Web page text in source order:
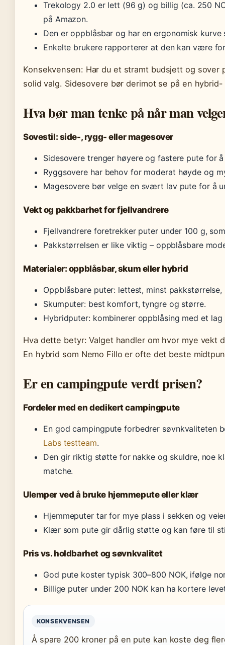
Trekology 2.0 er lett (96 g) og billig (ca. 250
på Amazon.
Den er oppblåsbar og har en ergonomisk
Enkelte brukere rapporterer at den kan være
Konsekvensen: Har du et stramt budsjett og sover
solid valg. Sidesovere bør derimot se på en
Hva bør man tenke på når man
Sovestil: side-, rygg- eller magesover
Sidesovere trenger høyere og fastere pute for
Ryggsovere har behov for moderat høyde og
Magesovere bør velge en svært lav pute for å
Vekt og pakkbarhet for fjellvandrere
Fjellvandrere foretrekker puter under 100 g,
Pakkstørrelsen er like viktig – oppblåsbare
Materialer: oppblåsbar, skum eller hybrid
Oppblåsbare puter: lettest, minst pakkstørrelse,
Skumputer: best komfort, tyngre og større.
Hybridputer: kombinerer oppblåsing med et
Hva dette betyr: Valget handler om hvor mye vekt
En hybrid som Nemo Fillo er ofte det beste
Er en campingpute verdt prisen?
Fordeler med en dedikert campingpute
En god campingpute forbedrer søvnkvaliteten
Labs testteam.
Den gir riktig støtte for nakke og skuldre, noe
matche.
Ulemper ved å bruke hjemmepute eller klær
Hjemmeputer tar for mye plass i sekken og
Klær som pute gir dårlig støtte og kan føre til
Pris vs. holdbarhet og søvnkvalitet
God pute koster typisk 300–800 NOK, ifølge
Billige puter under 200 NOK kan ha kortere
KONSEKVENSEN
Å spare 200 kroner på en pute kan koste deg